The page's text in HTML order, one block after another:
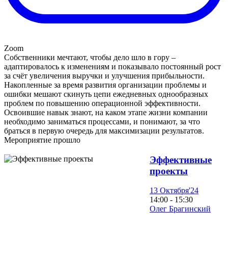
Zoom
Собственники мечтают, чтобы дело шло в гору –
адаптировалось к изменениям и показывало постоянный рост
за счёт увеличения выручки и улучшения прибыльности.
Накопленные за время развития организации проблемы и
ошибки мешают скинуть цепи ежедневных однообразных
проблем по повышению операционной эффективности.
Освоившие навык знают, на каком этапе жизни компании
необходимо заниматься процессами, и понимают, за что
браться в первую очередь для максимизации результатов.
Мероприятие прошло
Эффективные
проекты
13 Октября'24
14:00 - 15:30
Олег Брагинский